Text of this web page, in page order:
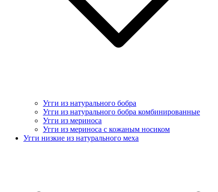
Угги из натурального бобра
Угги из натурального бобра комбинированные
Угги из мериноса
Угги из мериноса с кожаным носиком
Угги низкие из натурального меха